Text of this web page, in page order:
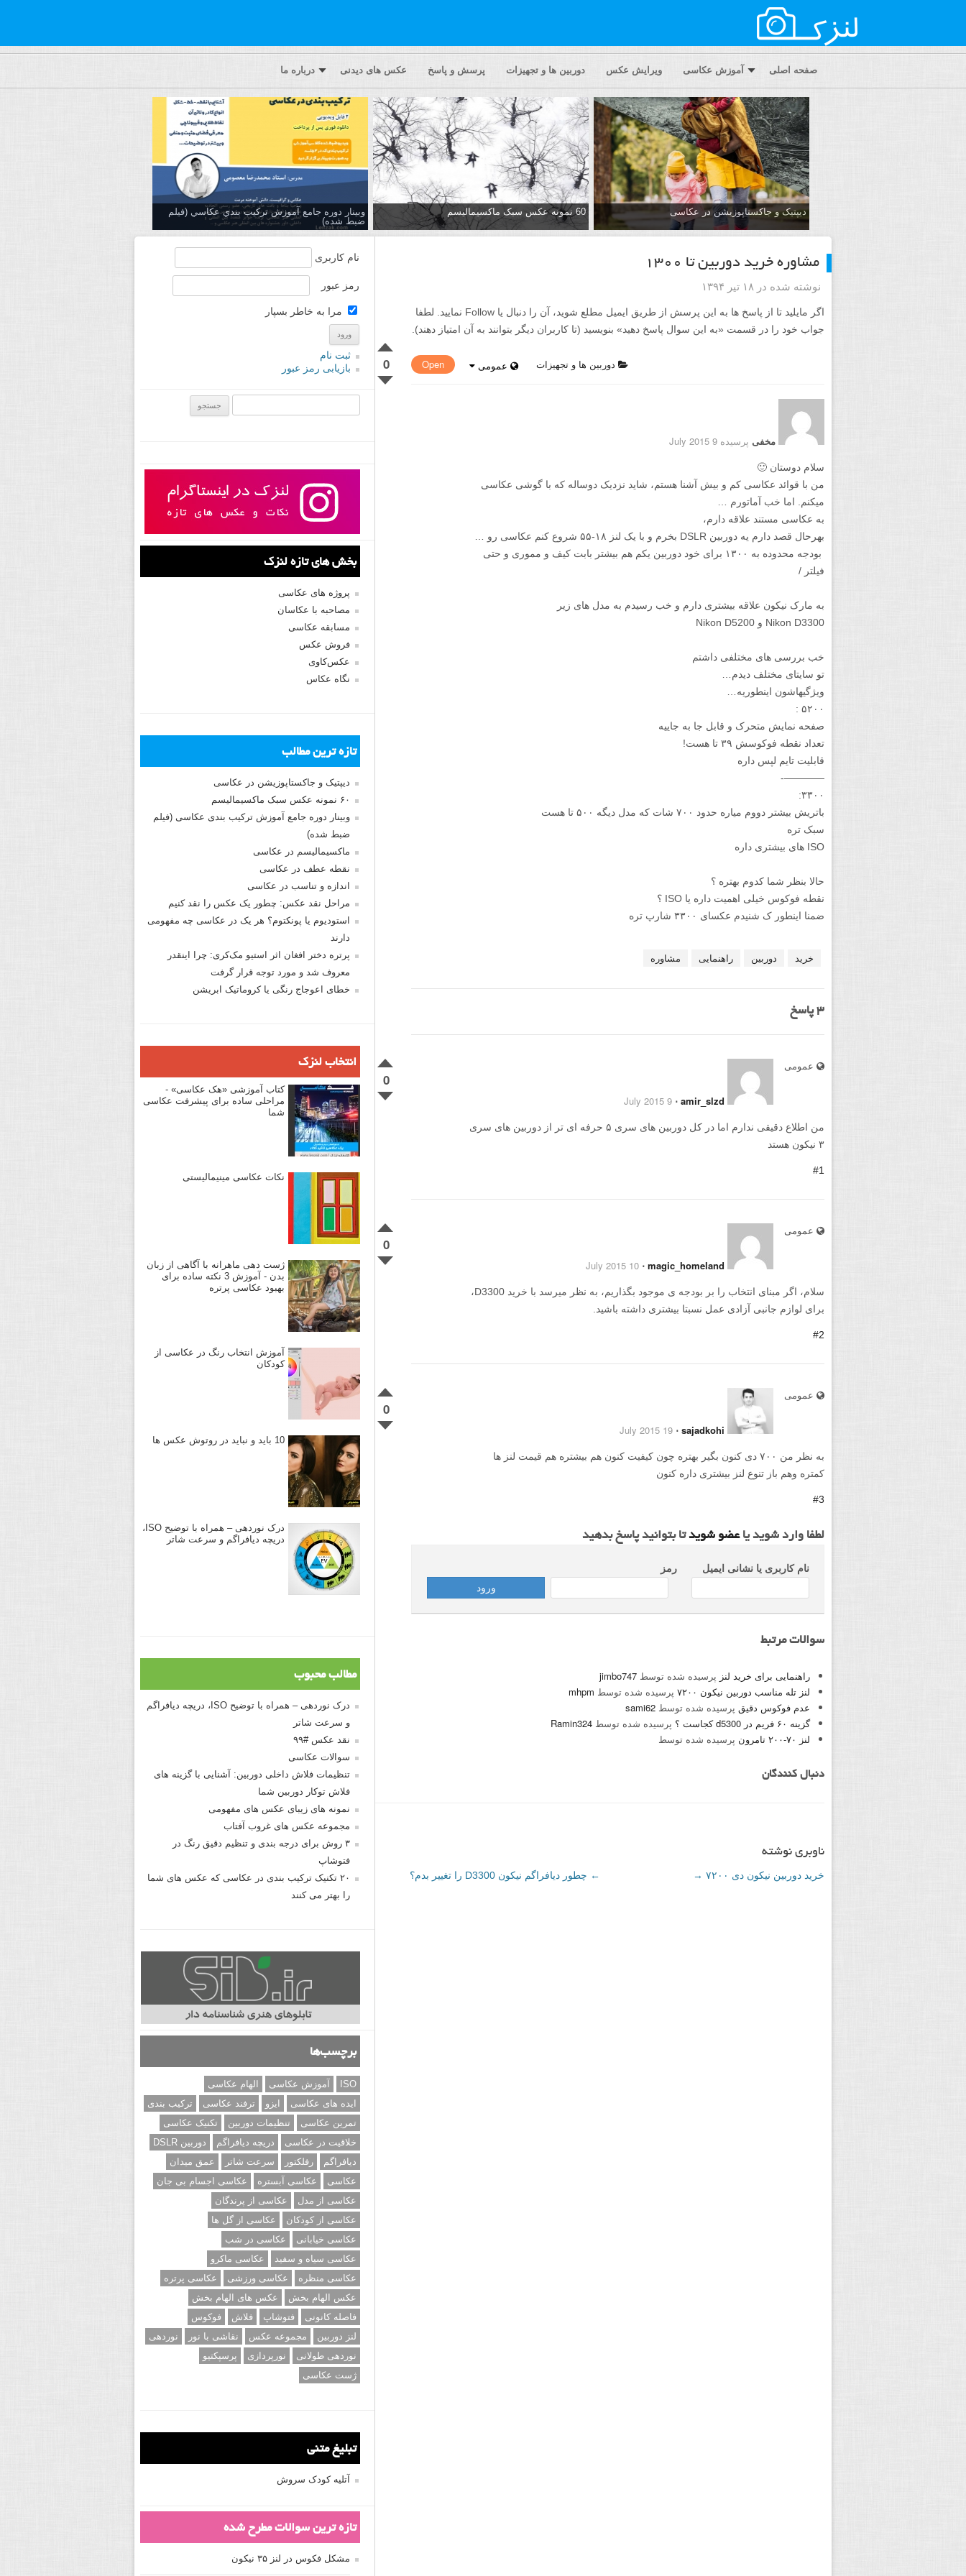
صفحه اصلی آموزش عکاسی ویرایش عکس دوربین ها و تجهیزات پرسش و پاسخ عکس های دیدنی درباره ما
دیپتیک و جاکستا‌پوزیشن در عکاسی 60 نمونه عکس سبک ماکسیمالیسم
وبینار دوره جامع آموزش تركيب بندي عكاسي (فیلم
ضبط شده)
مشاوره خرید دوربین تا ۱۳۰۰
نوشته شده در ۱۸ تیر ۱۳۹۴
اگر مایلید تا از پاسخ ها به این پرسش از طریق ایمیل مطلع شوید، آن را دنبال یا Follow نمایید. لطفا
جواب خود را در قسمت «به این سوال پاسخ دهید» بنویسید (تا کاربران دیگر بتوانند به آن امتیاز دهند).
0 Open عمومی دوربین ها و تجهیزات
مخفی پرسیده 9 July 2015
سلام دوستان 🙂
من با قوائد عکاسی کم و بیش آشنا هستم، شاید نزدیک دوساله که با گوشی عکاسی
میکنم. اما خب آماتورم …
به عکاسی مستند علاقه دارم،
بهرحال قصد دارم یه دوربین DSLR بخرم و با یک لنز ۱۸-۵۵ شروع کنم عکاسی رو …
بودجه محدوده به ۱۳۰۰ برای خود دوربین یکم هم بیشتر بابت کیف و مموری و حتی
فیلتر /
به مارک نیکون علاقه بیشتری دارم و خب رسیدم به مدل های زیر
Nikon D3300 و Nikon D5200
خب بررسی های مختلفی داشتم
تو سایتای مختلف دیدم…
ویژگیهاشون اینطوریه…
۵۲۰۰ :
صفحه نمایش متحرک و قابل جا به جاییه
تعداد نقطه فوکوسش ۳۹ تا هست!
قابلیت تایم لپس داره
————-
۳۳۰۰:
باتریش بیشتر دووم میاره حدود ۷۰۰ شات که مدل دیگه ۵۰۰ تا هست
سبک تره
ISO های بیشتری داره
حالا بنظر شما کدوم بهتره ؟
نقطه فوکوس خیلی اهمیت داره یا ISO ؟
ضمنا اینطور ک شنیدم عکسای ۳۳۰۰ شارپ تره
خرید دوربین راهنمایی مشاوره
3پاسخ
0
عمومی
amir_slzd
⋅
9 July 2015
من اطلاع دقیقی ندارم اما در کل دوربین های سری ۵ حرفه ای تر از دوربین های سری
۳ نیکون هستد
#1
0
عمومی
magic_homeland
⋅
10 July 2015
سلام، اگر مبنای انتخاب را بر بودجه ی موجود بگذاریم، به نظر میرسد با خرید D3300،
برای لوازم جانبی آزادی عمل نسبتا بیشتری داشته باشید.
#2
0
عمومی
sajadkohi
⋅
19 July 2015
به نظر من ۷۰۰ دی کنون بگیر بهتره چون کیفیت کنون هم بیشتره هم قیمت لنز ها
کمتره وهم باز تنوع لنز بیشتری داره کنون
#3
لطفا وارد شوید یاعضو شویدتا بتوانید پاسخ بدهید
نام کاربری یا نشانی ایمیل رمز
سوالات مرتبط
راهنمایی برای خرید لنز پرسیده شده توسط jimbo747
لنز تله مناسب دوربین نیکون ۷۲۰۰
پرسیده شده توسط mhpm
عدم فوکوس دقیق پرسیده شده توسط sami62
گزینه ۶۰ فریم در d5300 کجاست ؟
پرسیده شده توسط Ramin324
لنز ۷۰-۲۰۰ تامرون
پرسیده شده توسط
دنبال کنندگان
ناوبری نوشته
← چطور دیافراگم نیکون D3300 را تغییر بدم؟ خرید دوربین نیکون دی ۷۲۰۰ →
نام کاربری
رمز عبور
مرا به خاطر بسپار
ثبت نام
بازیابی رمز عبور
بخش های تازه لنزک
پروژه های عکاسی
مصاحبه با عکاسان
مسابقه عکاسی
فروش عکس
عکس‌کاوی
نگاه عکاس
تازه ترین مطالب
دیپتیک و جاکستا‌پوزیشن در عکاسی
۶۰ نمونه عکس سبک ماکسیمالیسم
وبینار دوره جامع آموزش ترکیب بندی عکاسی (فیلم
ضبط شده)
ماکسیمالیسم در عکاسی
نقطه عطف در عکاسی
اندازه و تناسب در عکاسی
مراحل نقد عکس: چطور یک عکس را نقد کنیم
استودیوم یا پونکتوم؟ هر یک در عکاسی چه مفهومی
دارند
پرتره دختر افغان اثر استیو مک‌کری: چرا اینقدر
معروف شد و مورد توجه قرار گرفت
خطای اعوجاج رنگی یا کروماتیک ابریشن
انتخاب لنزک
کتاب آموزشی «هک عکاسی» -
مراحلی ساده برای پیشرفت عکاسی
شما
نکات عکاسی مینیمالیستی
ژست دهی ماهرانه با آگاهی از زبان
بدن - آموزش 3 نکته ساده برای
بهبود عکاسی پرتره
آموزش انتخاب رنگ در عکاسی از
کودکان
10 باید و نباید در روتوش عکس ها
درک نوردهی – همراه با توضیح ISO،
دریچه دیافراگم و سرعت شاتر
مطالب محبوب
درک نوردهی – همراه با توضیح ISO، دریچه دیافراگم
و سرعت شاتر
نقد عکس #۹۹
سوالات عکاسی
تنظیمات فلاش داخلی دوربین: آشنایی با گزینه های
فلاش توکار دوربین شما
نمونه های زیبای عکس های مفهومی
مجموعه عکس های غروب آفتاب
۳ روش برای درجه بندی و تنظیم دقیق رنگ در
فتوشاپ
۲۰ تکنیک ترکیب بندی در عکاسی که عکس های شما
را بهتر می کنند
برچسب‌ها
ISO آموزش عکاسی
الهام عکاسی
ایده های عکاسی
ایزو ترفند عکاسی
ترکیب بندی
تمرین عکاسی
تنظیمات دوربین
تکنیک عکاسی
خلاقیت در عکاسی
دریچه دیافراگم
دوربین DSLR
دیافراگم
رفلکتور سرعت شاتر
عمق میدان
عکاسی
عکاسی آبستره
عکاسی اجسام بی جان
عکاسی از مدل
عکاسی از پرندگان
عکاسی از کودکان
عکاسی از گل ها
عکاسی خیابانی
عکاسی در شب
عکاسی سیاه و سفید
عکاسی ماکرو
عکاسی منظره
عکاسی ورزشی
عکاسی پرتره
عکس الهام بخش
عکس های الهام بخش
فاصله کانونی
فتوشاپ فلاش
فوکوس
لنز دوربین
مجموعه عکس نقاشی با نور
نوردهی
نوردهی طولانی
نورپردازی
پرسپکتیو
ژست عکاسی
تبلیغ متنی
آتلیه کودک سروش
تازه ترین سوالات مطرح شده
مشکل فکوس در لنز ۳۵ نیکون